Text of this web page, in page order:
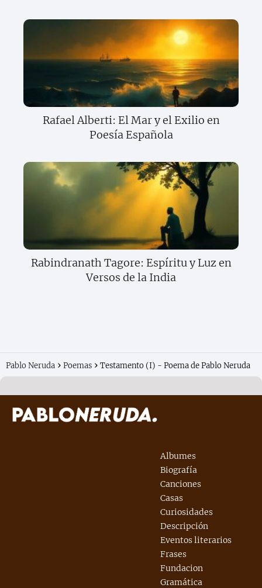
Rafael Alberti: El Mar y el Exilio en
Poesía Española
Rabindranath Tagore: Espíritu y Luz en
Versos de la India
Pablo Neruda Poemas Testamento (I) - Poema de Pablo Neruda
Albumes
Biografía
Canciones
Casas
Curiosidades
Descripción
Eventos literarios
Frases
Fundacion
Gramática